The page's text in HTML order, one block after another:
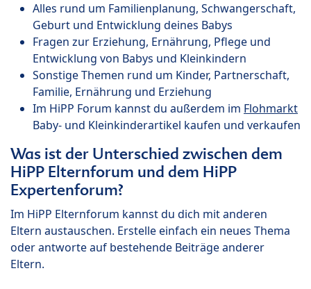
Alles rund um Familienplanung, Schwangerschaft,
Geburt und Entwicklung deines Babys
Fragen zur Erziehung, Ernährung, Pflege und
Entwicklung von Babys und Kleinkindern
Sonstige Themen rund um Kinder, Partnerschaft,
Familie, Ernährung und Erziehung
Im HiPP Forum kannst du außerdem im Flohmarkt
Baby- und Kleinkinderartikel kaufen und verkaufen
Was ist der Unterschied zwischen dem
HiPP Elternforum und dem HiPP
Expertenforum?
Im HiPP Elternforum kannst du dich mit anderen
Eltern austauschen. Erstelle einfach ein neues Thema
oder antworte auf bestehende Beiträge anderer
Eltern.